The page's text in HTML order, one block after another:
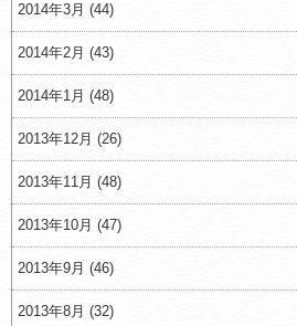
2014年3月 (44)
2014年2月 (43)
2014年1月 (48)
2013年12月 (26)
2013年11月 (48)
2013年10月 (47)
2013年9月 (46)
2013年8月 (32)